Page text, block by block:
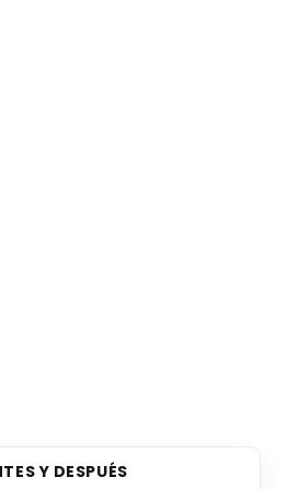
Y DESPUÉS